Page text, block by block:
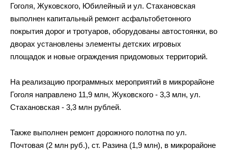
Гоголя, Жуковского, Юбилейный и ул. Стахановская
выполнен капитальный ремонт асфальтобетонного
покрытия дорог и тротуаров, оборудованы автостоянки, во
дворах установлены элементы детских игровых
площадок и новые ограждения придомовых территорий.
На реализацию программных мероприятий в микрорайоне
Гоголя направлено 11,9 млн, Жуковского - 3,3 млн, ул.
Стахановская - 3,3 млн рублей.
Также выполнен ремонт дорожного полотна по ул.
Почтовая (2 млн руб.), ст. Разина (1,9 млн), в микрорайоне